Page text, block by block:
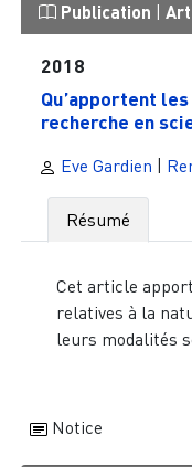
Publication
2018
Qu’apportent
recherche en
Eve Gardien |
Résumé
Cet article
relatives à la
leurs modalités
Notice